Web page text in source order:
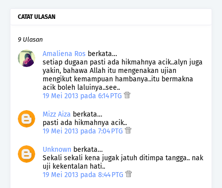
CATAT ULASAN
9 Ulasan
Amaliena Ros berkata…
setiap dugaan pasti ada hikmahnya acik..alyn juga
yakin, bahawa Allah itu mengenakan ujian
mengikut kemampuan hambanya..itu bermakna
acik boleh laluinya..see..
19 Mei 2013 pada 6:14 PTG
Mizz Aiza berkata…
pasti ada hikmahnya acik..
19 Mei 2013 pada 7:04 PTG
Unknown berkata…
Sekali sekali kena jugak jatuh ditimpa tangga.. nak
uji kekentalan hati..
19 Mei 2013 pada 8:44 PTG